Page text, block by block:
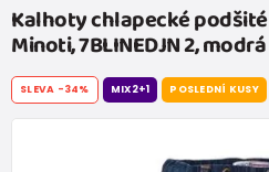
Kalhoty chlapecké
Minoti, 7BLINEDJN 2, modrá
SLEVA -34% MIX2+1 POSLEDNÍ KUSY